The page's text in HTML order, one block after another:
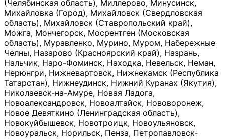
(Челябинская область), Миллерово, Минусинск,
Михайловка (Город), Михайловск (Свердловская
область), Михайловск (Ставропольский край),
Можга, Мончегорск, Мосрентген (Московская
область), Муравленко, Мурино, Муром, Набережные
Челны, Назарово (Красноярский край), Назрань,
Нальчик, Наро-Фоминск, Находка, Невельск, Неман,
Нерюнгри, Нижневартовск, Нижнекамск (Республика
Татарстан), Нижнеудинск, Нижний Куранах (Якутия),
Николаевск-на-Амуре, Новая Ладога,
Новоалександровск, Новоалтайск, Нововоронеж,
Новое Девяткино (Ленинградская область),
Новокуйбышевск, Новотроицк, Новоульяновск,
Новоуральск, Норильск, Пенза, Петропавловск-